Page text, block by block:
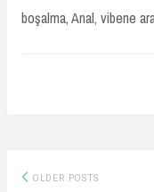
boşalma, Anal, vibene
Posts
OLDER POSTS